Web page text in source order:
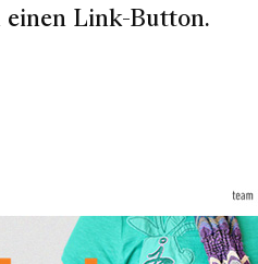
Link-Button.